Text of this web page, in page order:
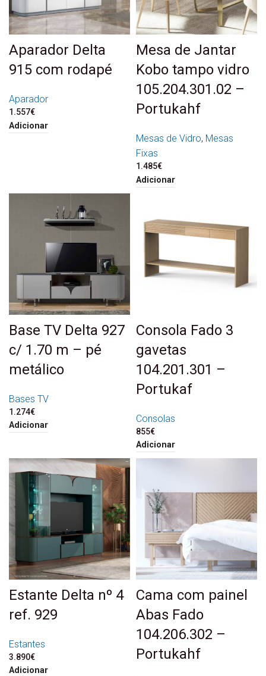
Aparador Delta
915 com rodapé
Aparador
1.557€
Adicionar
Mesa de Jantar
Kobo tampo vidro
105.204.301.02 –
Portukahf
Mesas de Vidro, Mesas
Fixas
1.485€
Adicionar
Base TV Delta 927
c/ 1.70 m – pé
metálico
Bases TV
1.274€
Adicionar
Consola Fado 3
gavetas
104.201.301 –
Portukaf
Consolas
855€
Adicionar
Estante Delta nº 4
ref. 929
Estantes
3.890€
Adicionar
Cama com painel
Abas Fado
104.206.302 –
Portukahf